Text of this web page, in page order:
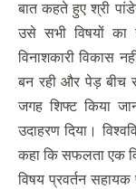
बात कहते हुए श्री
उसे सभी विषयों का
विनाशकारी विकास
बन रही और पेड़ बीच
जगह शिफ्ट किया
उदाहरण दिया।
कहा कि सफलता एक
विषय प्रवर्तन